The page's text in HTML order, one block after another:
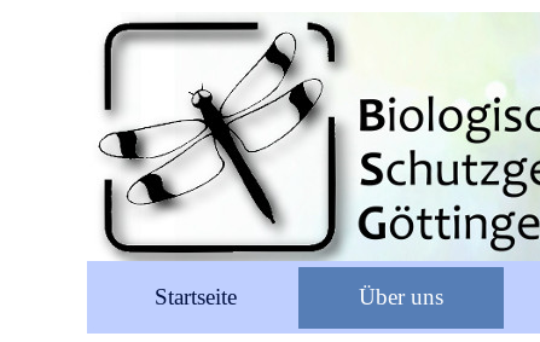
Startseite Über uns